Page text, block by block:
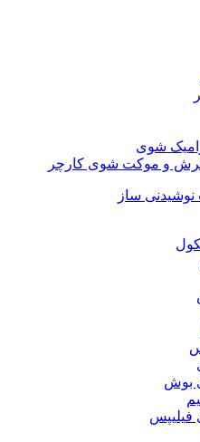
شوی
و موکت شوی کارچر
ساز
بوش
فیلیپس